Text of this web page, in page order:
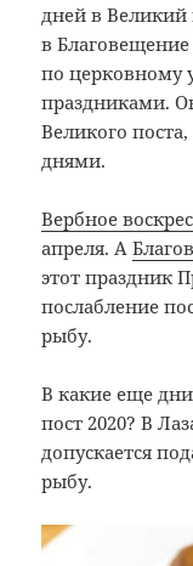
дней в Великий
в
по церковному
праздниками.
Великого
днями.
Вербное
апреля. А
этот праздник
послабление
рыбу.
В какие еще
пост 2020? В
допускается
рыбу.